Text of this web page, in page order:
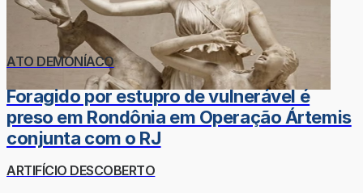
ATO DEMONÍACO
Foragido por estupro de vulnerável é
preso em Rondônia em Operação Ártemis
conjunta com o RJ
ARTIFÍCIO DESCOBERTO